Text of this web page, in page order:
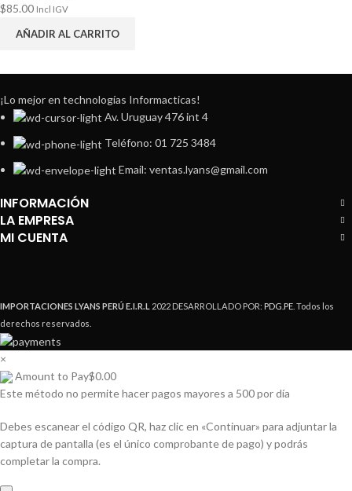
$85.00 Incl IGV
AÑADIR AL CARRITO
¡Lo mejor en technologías Informacticas!
Av. Uruguay 476 int 4
Teléfono: 01 725 3484
Email: ventas.lyans@gmail.com
INFORMACIÓN
LA EMPRESA
MI CUENTA
IMPORTACIONES LYANS PERÚ E.I.R.L 2022 DESARROLLADO POR: PDG.PE . Todos los
derechos reservados.
×
Amount to Pay$0.00
Este método no permite hacer pagos mayores a 500 por día
Debes escanear el código QR, haz clic en «Continuar» para adjuntar la
captura de pantalla (es el único comprobante de pago) y podrás
completar la compra.